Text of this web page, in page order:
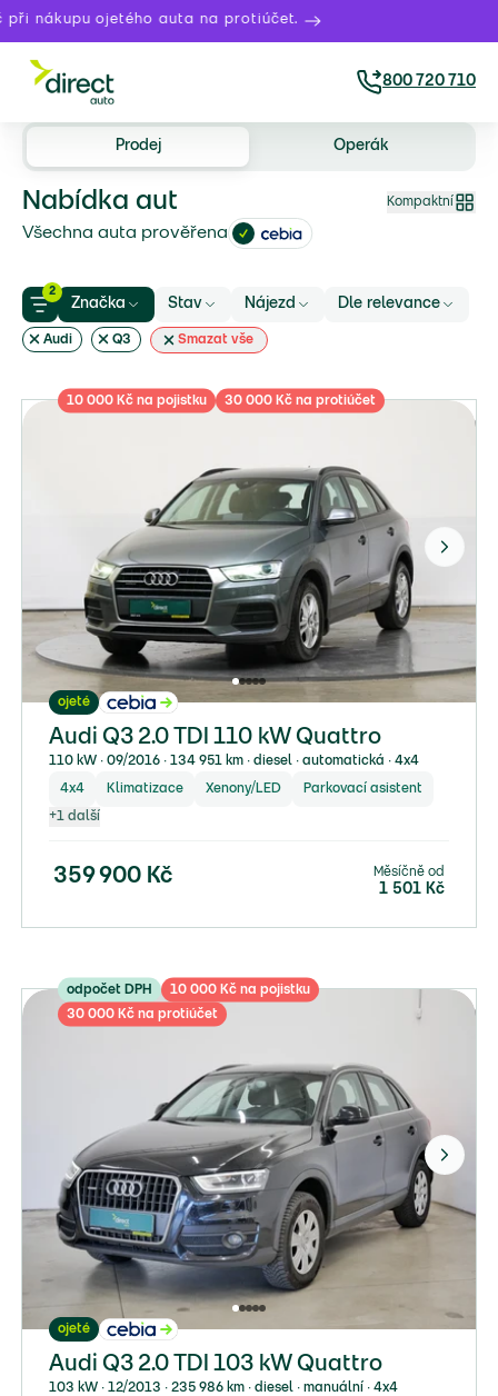
nákupu ojetého auta na protiúčet.
800 720 710
Prodej Operák
Nabídka aut Kompaktní
Všechna auta prověřena
2
Značka Stav Nájezd Dle relevance
Audi Q3 Smazat vše
10 000 Kč na pojistku 30 000 Kč na protiúčet
ojeté
Audi Q3 2.0 TDI 110 kW Quattro
110 kW ∙ 09/2016 ∙ 134 951 km ∙ diesel ∙ automatická ∙ 4x4
4x4 Klimatizace Xenony/LED Parkovací asistent
+1 další
359 900 Kč Měsíčně od
1 501 Kč
odpočet DPH
10 000 Kč na pojistku
30 000 Kč na protiúčet
ojeté
Audi Q3 2.0 TDI 103 kW Quattro
103 kW ∙ 12/2013 ∙ 235 986 km ∙ diesel ∙ manuální ∙ 4x4